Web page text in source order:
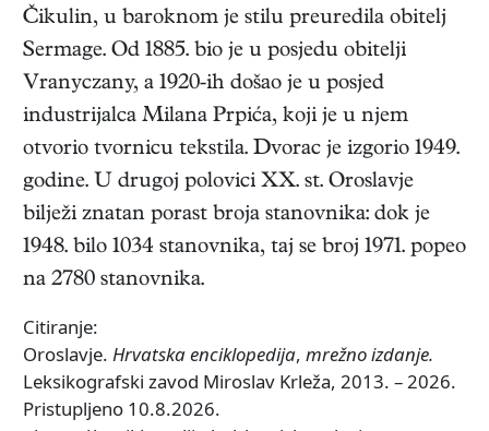
Čikulin, u baroknom je stilu preuredila obitelj
Sermage. Od 1885. bio je u posjedu obitelji
Vranyczany, a 1920-ih došao je u posjed
industrijalca Milana Prpića, koji je u njem
otvorio tvornicu tekstila. Dvorac je izgorio 1949.
godine. U drugoj polovici XX. st. Oroslavje
bilježi znatan porast broja stanovnika: dok je
1948. bilo 1034 stanovnika, taj se broj 1971. popeo
na 2780 stanovnika.
Citiranje:
Oroslavje. Hrvatska enciklopedija, mrežno izdanje.
Leksikografski zavod Miroslav Krleža, 2013. – 2026.
Pristupljeno 10.8.2026.